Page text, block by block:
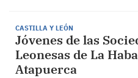
CASTILLA Y LEÓN
Jóvenes de las
Leonesas de La
Atapuerca